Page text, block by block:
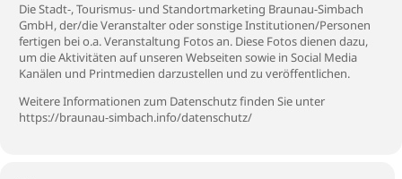
Die Stadt-, Tourismus- und Standortmarketing Braunau-Simbach
GmbH, der/die Veranstalter oder sonstige Institutionen/Personen
fertigen bei o.a. Veranstaltung Fotos an. Diese Fotos dienen dazu,
um die Aktivitäten auf unseren Webseiten sowie in Social Media
Kanälen und Printmedien darzustellen und zu veröffentlichen.
Weitere Informationen zum Datenschutz finden Sie unter
https://braunau-simbach.info/datenschutz/